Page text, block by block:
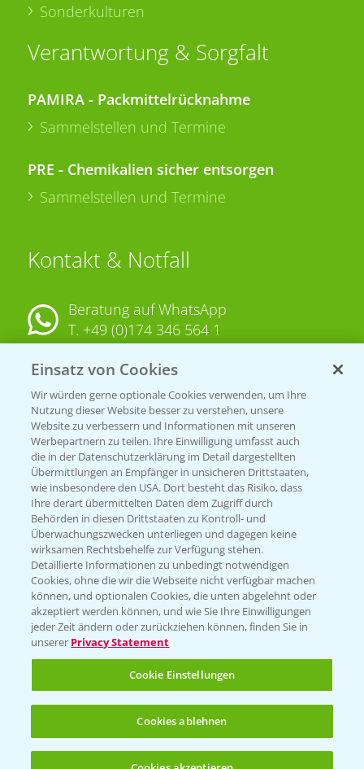
Sonderkulturen
Verantwortung & Sorgfalt
PAMIRA - Packmittelrücknahme
Sammelstellen und Termine
PRE - Chemikalien sicher entsorgen
Sammelstellen und Termine
Kontakt & Notfall
Beratung auf WhatsApp
T. +49 (0)174 346 564 1
KONTAKT
Hilfe in Notfällen
T.+49 (0)214/30-20220
Folgen Sie uns
Allgemeine Nutzungsbedingungen
Datenschutzerklärung
Impressum
Gebrauchshinweise
Einsatz von Cookies
Wir würden gerne optionale Cookies verwenden, um Ihre
Nutzung dieser Website besser zu verstehen, unsere
Website zu verbessern und Informationen mit unseren
Werbepartnern zu teilen. Ihre Einwilligung umfasst auch
die in der Datenschutzerklärung im Detail dargestellten
Übermittlungen an Empfänger in unsicheren Drittstaaten,
wie insbesondere den USA. Dort besteht das Risiko, dass
Ihre derart übermittelten Daten dem Zugriff durch
Behörden in diesen Drittstaaten zu Kontroll- und
Überwachungszwecken unterliegen und dagegen keine
wirksamen Rechtsbehelfe zur Verfügung stehen.
Detaillierte Informationen zu unbedingt notwendigen
Cookies, ohne die wir die Webseite nicht verfügbar machen
können, und optionalen Cookies, die unten abgelehnt oder
akzeptiert werden können, und wie Sie Ihre Einwilligungen
jeder Zeit ändern oder zurückziehen können, finden Sie in
unserer Privacy Statement
Cookie Einstellungen
Cookies ablehnen